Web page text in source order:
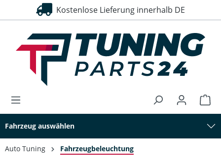
springen Kostenlose Lieferung innerhalb DE
30 Tage Rückgaberecht
Fahrzeug auswählen
Auto Tuning Fahrzeugbeleuchtung